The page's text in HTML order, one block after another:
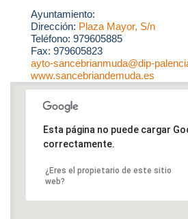
Ayuntamiento:
Dirección: Plaza Mayor, S/n
Teléfono: 979605885
Fax: 979605823
ayto-sancebrianmuda@dip-
www.sancebriandemuda.es
Esta página no puede cargar
correctamente.
¿Eres el propietario de este sitio
web?